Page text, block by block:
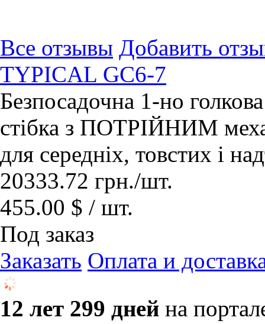
Все отзывы Добавить
TYPICAL GC6-7
Безпосадочна 1-но
стібка з ПОТРІЙНИМ
для середніх, товстих і
20333.72 грн./шт.
455.00 $ / шт.
Под заказ
Заказать Оплата и
12 лет 299 дней на